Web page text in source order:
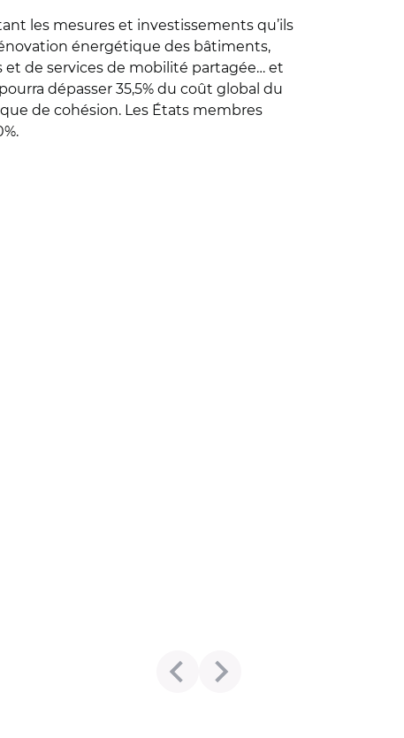
les mesures et investissements qu’ils
énergétique des bâtiments,
de services de mobilité partagée… et
dépasser 35,5% du coût global du
de cohésion. Les États membres